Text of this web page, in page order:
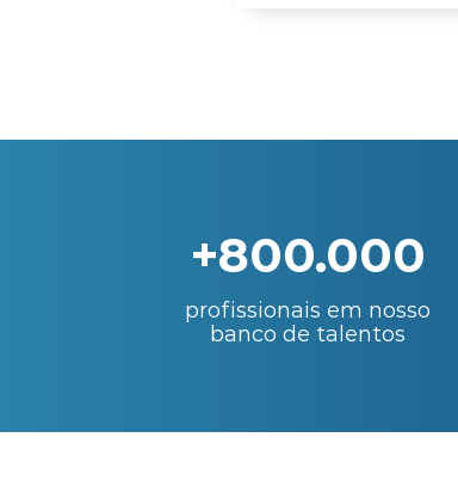
+800.000
profissionais em nosso
banco de talentos